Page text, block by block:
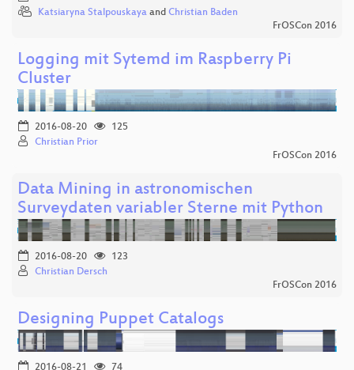
Katsiaryna Stalpouskaya and Christian Baden
FrOSCon 2016
Logging mit Sytemd im Raspberry Pi
Cluster
2016-08-20
125
Christian Prior
FrOSCon 2016
Data Mining in astronomischen
Surveydaten variabler Sterne mit Python
2016-08-20
123
Christian Dersch
FrOSCon 2016
Designing Puppet Catalogs
2016-08-21
74